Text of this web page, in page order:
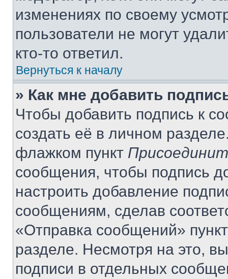
изменениях по своему
пользователи не могут
кто-то ответил.
Вернуться к началу
» Как мне добавить
Чтобы добавить подпись к
создать её в личном
флажком пункт
сообщения, чтобы подпись
настроить добавление
сообщениям, сделав
«Отправка сообщений»
разделе. Несмотря на это,
подписи в отдельных